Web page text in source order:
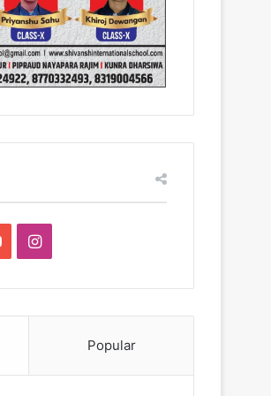
YouTubeInstagram
Popular